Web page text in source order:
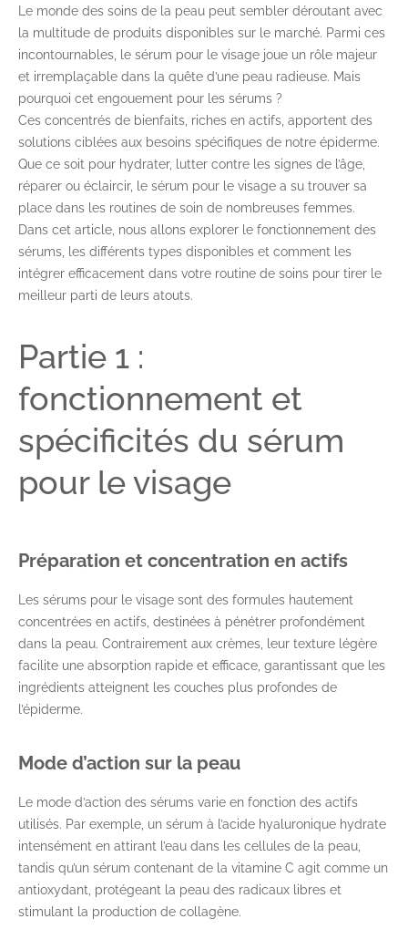
Le monde des soins de la peau peut sembler déroutant avec
la multitude de produits disponibles sur le marché. Parmi ces
incontournables, le sérum pour le visage joue un rôle majeur
et irremplaçable dans la quête d’une peau radieuse. Mais
pourquoi cet engouement pour les sérums ?
Ces concentrés de bienfaits, riches en actifs, apportent des
solutions ciblées aux besoins spécifiques de notre épiderme.
Que ce soit pour hydrater, lutter contre les signes de l’âge,
réparer ou éclaircir, le sérum pour le visage a su trouver sa
place dans les routines de soin de nombreuses femmes.
Dans cet article, nous allons explorer le fonctionnement des
sérums, les différents types disponibles et comment les
intégrer efficacement dans votre routine de soins pour tirer le
meilleur parti de leurs atouts.
Partie 1 :
fonctionnement et
spécificités du sérum
pour le visage
Préparation et concentration en actifs
Les sérums pour le visage sont des formules hautement
concentrées en actifs, destinées à pénétrer profondément
dans la peau. Contrairement aux crèmes, leur texture légère
facilite une absorption rapide et efficace, garantissant que les
ingrédients atteignent les couches plus profondes de
l’épiderme.
Mode d’action sur la peau
Le mode d’action des sérums varie en fonction des actifs
utilisés. Par exemple, un sérum à l’acide hyaluronique hydrate
intensément en attirant l’eau dans les cellules de la peau,
tandis qu’un sérum contenant de la vitamine C agit comme un
antioxydant, protégeant la peau des radicaux libres et
stimulant la production de collagène.